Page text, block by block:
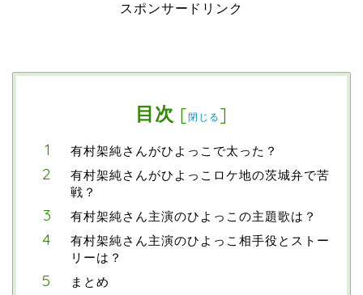
スポンサードリンク
目次 [閉じる ]
有村架純さんがひよっこで太った？
有村架純さんがひよっこロケ地の茨城弁で苦
戦？
有村架純さん主演のひよっこの主題歌は？
有村架純さん主演のひよっこ相手役とストー
リーは？
まとめ